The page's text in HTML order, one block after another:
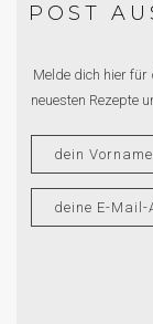
POST
Melde dich hier
neuesten Rezepte